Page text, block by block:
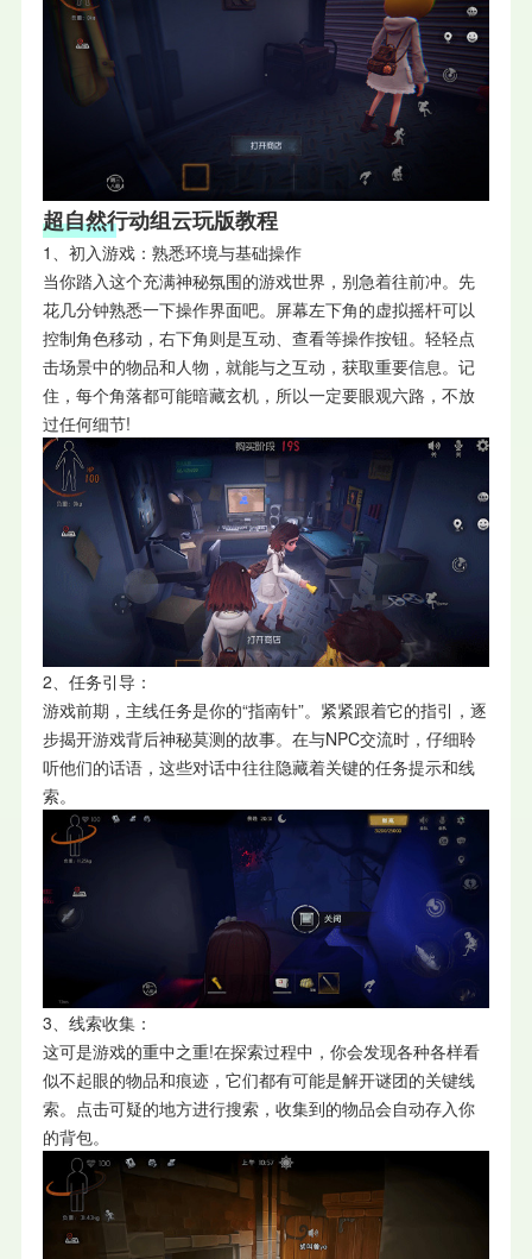
超自然行动组云玩版教程
1、初入游戏：熟悉环境与基础操作
当你踏入这个充满神秘氛围的游戏世界，别急着往前冲。先
花几分钟熟悉一下操作界面吧。屏幕左下角的虚拟摇杆可以
控制角色移动，右下角则是互动、查看等操作按钮。轻轻点
击场景中的物品和人物，就能与之互动，获取重要信息。记
住，每个角落都可能暗藏玄机，所以一定要眼观六路，不放
过任何细节!
2、任务引导：
游戏前期，主线任务是你的“指南针”。紧紧跟着它的指引，逐
步揭开游戏背后神秘莫测的故事。在与NPC交流时，仔细聆
听他们的话语，这些对话中往往隐藏着关键的任务提示和线
索。
3、线索收集：
这可是游戏的重中之重!在探索过程中，你会发现各种各样看
似不起眼的物品和痕迹，它们都有可能是解开谜团的关键线
索。点击可疑的地方进行搜索，收集到的物品会自动存入你
的背包。